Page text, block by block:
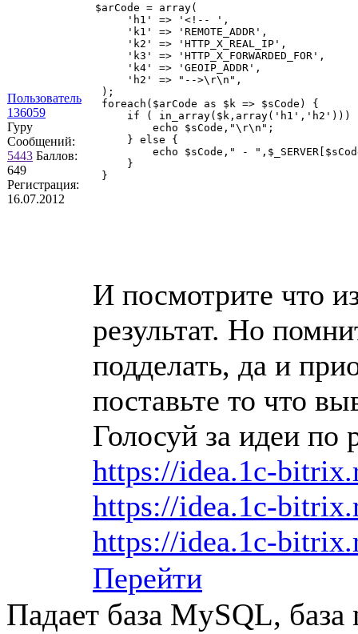
Пользователь
136059
Гуру
Сообщений:
5443 Баллов:
649
Регистрация:
16.07.2012
$arCode = array(
'h1' => '<!-- ',
'k1' => 'REMOTE_ADDR',
'k2' => 'HTTP_X_REAL_IP',
'k3' => 'HTTP_X_FORWARDED_FOR',
'k4' => 'GEOIP_ADDR',
'h2' => "-->\r\n",
);
foreach($arCode as $k => $sCode) {
if ( in_array($k,array('h1','h2')))
echo $sCode,"\r\n";
} else {
echo $sCode," -
}
}
И посмотрите что
результат. Но
подделать, да и
поставьте то что
Голосуй за идеи
https://idea.1c-
https://idea.1c-
https://idea.1c-
Перейти
Падает база MySQL, база